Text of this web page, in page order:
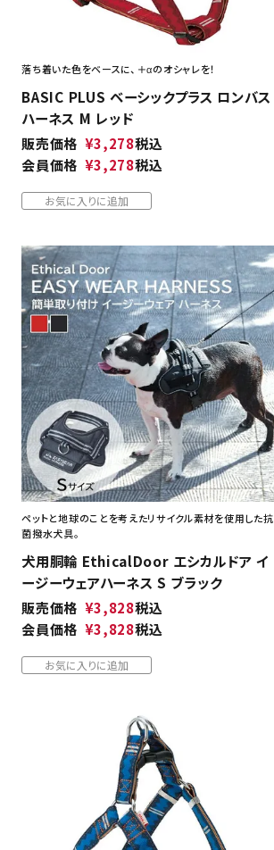
落ち着いた色をベースに、＋αのオシャレを！
BASIC PLUS ベーシックプラス ロンバス
ハーネス M レッド
販売価格 ¥3,278税込
会員価格 ¥3,278税込
お気に入りに追加
ペットと地球のことを考えたリサイクル素材を使用した抗
菌撥水犬具。
犬用胴輪 EthicalDoor エシカルドア イ
ージーウェアハーネス S ブラック
販売価格 ¥3,828税込
会員価格 ¥3,828税込
お気に入りに追加